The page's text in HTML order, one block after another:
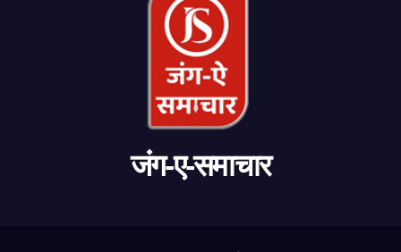
जंग-ए-समाचार